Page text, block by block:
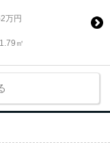
万円
㎡